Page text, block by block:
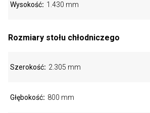
Wysokość 1.430 mm
Rozmiary stołu chłodniczego
Szerokość 2.305 mm
Głębokość 800 mm